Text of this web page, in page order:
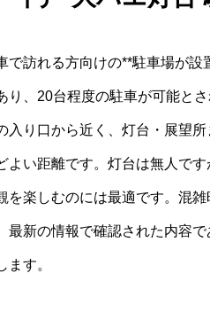
で訪れる方向けの**駐車場が
り、20台程度の駐車が可能と
入り口から近く、灯台・展望
よい距離です。灯台は無人で
を楽しむのには最適です。混
最新の情報で確認された内容
ます。